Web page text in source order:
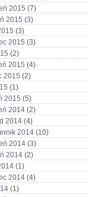
2015 (7)
2015 (3)
(3)
2015 (3)
(2)
2015 (4)
2015 (2)
(1)
2015 (5)
2014 (2)
2014 (4)
2014 (10)
2014 (3)
2014 (2)
(1)
2014 (4)
(1)